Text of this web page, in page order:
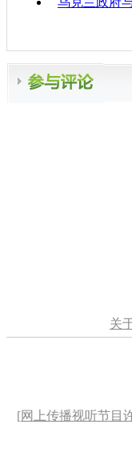
关
[网上传播视听节目